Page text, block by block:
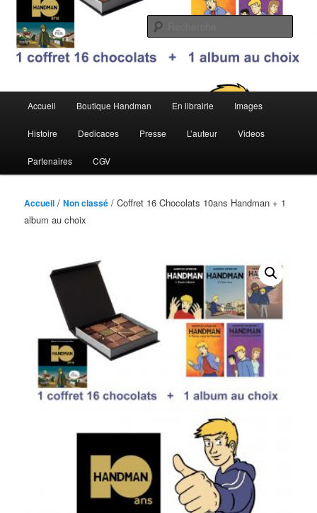
contenu
principalHandman, la BD de Quentin
Lefebvre
principal
Accueil Boutique Handman En librairie Images
Histoire Dedicaces Presse L’auteur Videos
Partenaires CGV
Accueil /Non classé / Coffret 16 Chocolats 10ans Handman + 1
album au choix